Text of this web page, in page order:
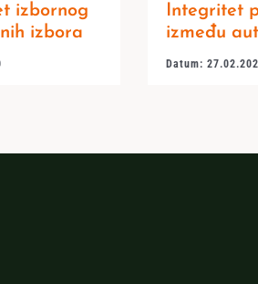
izbornog
izbora
Integritet
između
Datum: